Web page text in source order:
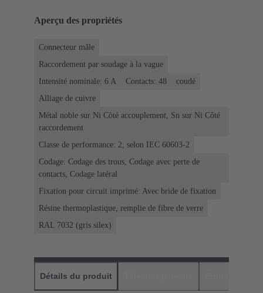
Aperçu des propriétés
Connecteur mâle
Raccordement par soudage à la vague
Intensité nominale: ‌6 A
Contacts: 48
coudé
Alliage de cuivre
Métal noble sur Ni Côté accouplement, Sn sur Ni Côté
raccordement
Classe de performance: 2, selon IEC 60603-2
Codage: Codage des trous, Codage avec perte de
contacts, Codage latéral
Fixation pour circuit imprimé: Avec bride de fixation
Résine thermoplastique, remplie de fibre de verre
RAL 7032 (gris silex)
Détails du produit